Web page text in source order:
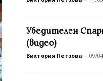
Убедителен
(видео)
Виктория Петрова - 09/